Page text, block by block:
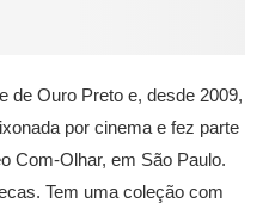
de Ouro Preto e, desde 2009,
por cinema e fez parte
Com-Olhar, em São Paulo.
Tem uma coleção com